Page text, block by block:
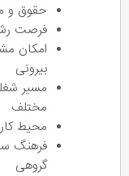
حقوق و
فرصت
امکان
بیرونی
مسیر
مختلف
محیط
فرهنگ
گروهی